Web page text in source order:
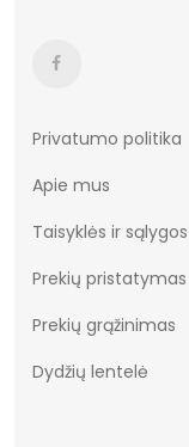
Privatumo politika
Apie mus
Taisyklės ir sąlygos
Prekių pristatymas
Prekių grąžinimas
Dydžių lentelė